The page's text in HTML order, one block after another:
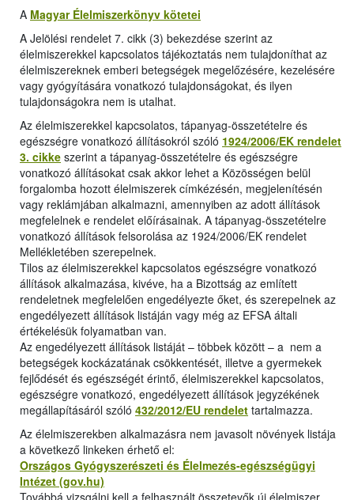
A Magyar Élelmiszerkönyv kötetei
A Jelölési rendelet 7. cikk (3) bekezdése szerint az
élelmiszerekkel kapcsolatos tájékoztatás nem tulajdoníthat az
élelmiszereknek emberi betegségek megelőzésére, kezelésére
vagy gyógyítására vonatkozó tulajdonságokat, és ilyen
tulajdonságokra nem is utalhat.
Az élelmiszerekkel kapcsolatos, tápanyag-összetételre és
egészségre vonatkozó állításokról szóló 1924/2006/EK rendelet
3. cikke szerint a tápanyag-összetételre és egészségre
vonatkozó állításokat csak akkor lehet a Közösségen belül
forgalomba hozott élelmiszerek címkézésén, megjelenítésén
vagy reklámjában alkalmazni, amennyiben az adott állítások
megfelelnek e rendelet előírásainak. A tápanyag-összetételre
vonatkozó állítások felsorolása az 1924/2006/EK rendelet
Mellékletében szerepelnek.
Tilos az élelmiszerekkel kapcsolatos egészségre vonatkozó
állítások alkalmazása, kivéve, ha a Bizottság az említett
rendeletnek megfelelően engedélyezte őket, és szerepelnek az
engedélyezett állítások listáján vagy még az EFSA általi
értékelésük folyamatban van.
Az engedélyezett állítások listáját – többek között – a nem a
betegségek kockázatának csökkentését, illetve a gyermekek
fejlődését és egészségét érintő, élelmiszerekkel kapcsolatos,
egészségre vonatkozó, engedélyezett állítások jegyzékének
megállapításáról szóló 432/2012/EU rendelet tartalmazza.
Az élelmiszerekben alkalmazásra nem javasolt növények listája
a következő linkeken érhető el:
Országos Gyógyszerészeti és Élelmezés-egészségügyi
Intézet (gov.hu)